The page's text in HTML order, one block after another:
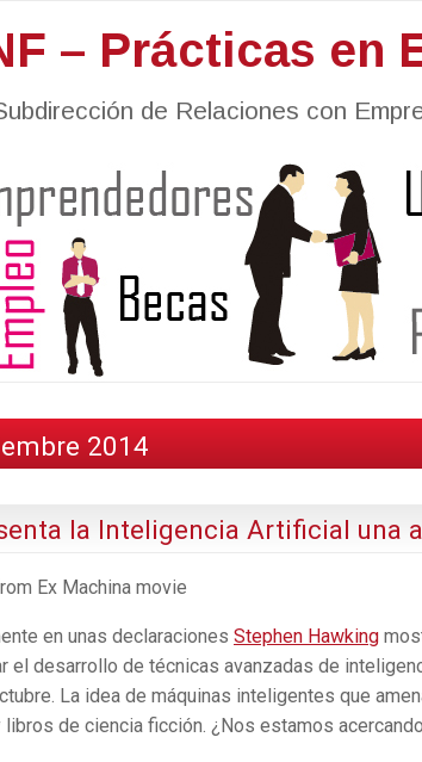
– Prácticas en
de Relaciones con
2014
la Inteligencia Artificial una
en unas declaraciones Stephen Hawking
el desarrollo de técnicas avanzadas de
La idea de máquinas inteligentes que
de ciencia ficción. ¿Nos estamos